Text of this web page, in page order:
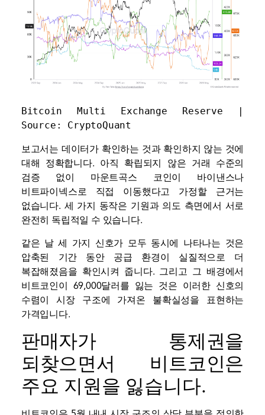
Bitcoin Multi Exchange Reserve |
Source: CryptoQuant
보고서는 데이터가 확인하는 것과 확인하지 않는 것에
대해 정확합니다. 아직 확립되지 않은 거래 수준의
검증 없이 마운트곡스 코인이 바이낸스나
비트파이넥스로 직접 이동했다고 가정할 근거는
없습니다. 세 가지 동작은 기원과 의도 측면에서 서로
완전히 독립적일 수 있습니다.
같은 날 세 가지 신호가 모두 동시에 나타나는 것은
압축된 기간 동안 공급 환경이 실질적으로 더
복잡해졌음을 확인시켜 줍니다. 그리고 그 배경에서
비트코인이 69,000달러를 잃는 것은 이러한 신호의
수렴이 시장 구조에 가져온 불확실성을 표현하는
가격입니다.
판매자가 통제권을
되찾으면서 비트코인은
주요 지원을 잃습니다.